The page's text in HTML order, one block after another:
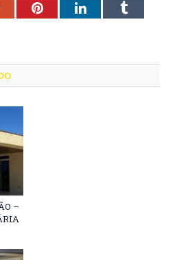
Google+PinterestLinkedInTumblr
–